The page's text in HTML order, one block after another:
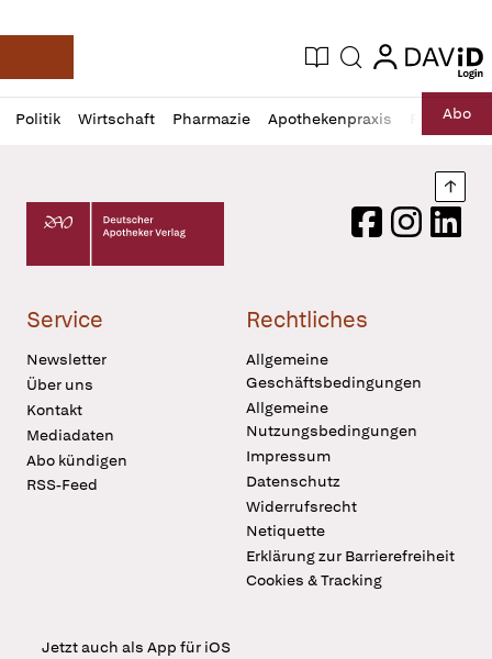
Deutsche Apotheker Zeitung
Aktuelle Ausgabe
Suche login
login
Politik Wirtschaft Pharmazie Apothekenpraxis RechtAbo
Profil
öffnen
Daz
Pur
Deutscher Apotheker Verlag Logo
FacebookInstagram
Service
Newsletter
Über uns
Kontakt
Mediadaten
Abo kündigen
RSS-Feed
Rechtliches
Allgemeine
Geschäftsbedingungen
Allgemeine
Nutzungsbedingungen
Impressum
Datenschutz
Widerrufsrecht
Netiquette
Erklärung zur Barrierefreiheit
Cookies & Tracking
Jetzt auch als App für iOS